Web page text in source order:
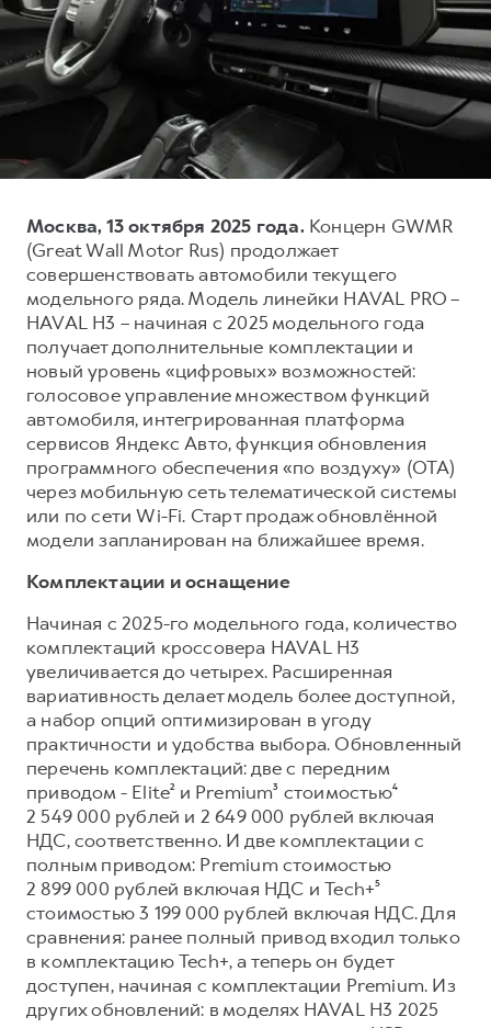
от 3 799 000 ₽
H9
от 4 799 000 ₽
Тест-драйв
Трейд-ин
КРЕДИТ И СТРАХОВАНИЕ
Кредитный калькулятор
Кредит
КОРПОРАТИВНЫМ КЛИЕНТАМ
Для малого бизнеса
Корпоративным клиентам
Крупным корпоративным клиентам
Система управления автопарком
Сервис для корпоративных клиентов
HAVAL Лизинг
Автомобильные аксессуары
Коллекция PRO
Коллекция Базовая
Коллекция Детская
СЕРВИСНОЕ ОБСЛУЖИВАНИЕ
Нулевое ТО
Программа «Помощь на дороге»
Регламенты технического обслуживания
Электронный ПТС
ПОДДЕРЖКА
GWM Безопасность
Гарантия HAVAL
Мобильное приложение GWM
Программа «HAVAL Защита+»
Руководства по эксплуатации
Подписки
АКСЕССУАРЫ HAVAL
Коллекция Базовая
Коллекция Детская
О дилере
Наша команда
Контакты
Москва, 13 октября 2025 года.Концерн GWMR
(Great Wall Motor Rus) продолжает
совершенствовать автомобили текущего
модельного ряда. Модель линейки HAVAL PRO –
HAVAL H3 – начиная с 2025 модельного года
получает дополнительные комплектации и
новый уровень «цифровых» возможностей:
голосовое управление множеством функций
автомобиля, интегрированная платформа
сервисов Яндекс Авто, функция обновления
программного обеспечения «по воздуху» (ОТА)
через мобильную сеть телематической системы
или по сети Wi-Fi. Старт продаж обновлённой
модели запланирован на ближайшее время.
Комплектации и оснащение
Начиная с 2025-го модельного года, количество
комплектаций кроссовера HAVAL H3
увеличивается до четырех. Расширенная
вариативность делает модель более доступной,
а набор опций оптимизирован в угоду
практичности и удобства выбора. Обновленный
перечень комплектаций: две с передним
приводом - Elite² и Premium³ стоимостью⁴
2 549 000 рублей и 2 649 000 рублей включая
НДС, соответственно. И две комплектации с
полным приводом: Premium стоимостью
2 899 000 рублей включая НДС и Tech+⁵
стоимостью 3 199 000 рублей включая НДС. Для
сравнения: ранее полный привод входил только
в комплектацию Tech+, а теперь он будет
доступен, начиная с комплектации Premium. Из
других обновлений: в моделях HAVAL H3 2025